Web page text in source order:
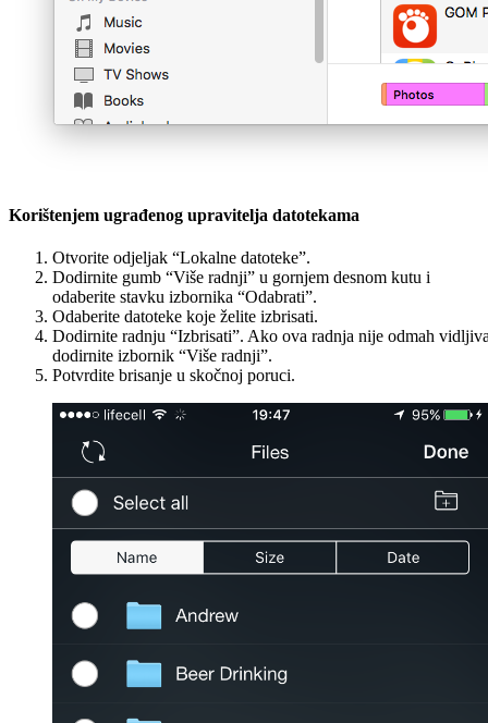
Korištenjem ugrađenog upravitelja datotekama
Otvorite odjeljak “Lokalne datoteke”.
Dodirnite gumb “Više radnji” u gornjem desnom kutu i
odaberite stavku izbornika “Odabrati”.
Odaberite datoteke koje želite izbrisati.
Dodirnite radnju “Izbrisati”. Ako ova radnja nije odmah
dodirnite izbornik “Više radnji”.
Potvrdite brisanje u skočnoj poruci.